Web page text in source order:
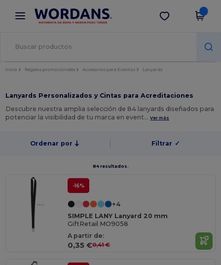
× App de Wordans
¡Mejores precios en app!
Descargar app
Inicio Regalos promocionales Accesorios para Eventos Lanyards
Lanyards Personalizados y Cintas para Acreditaciones
Descubre nuestra amplia selección de 84 lanyards diseñados para
potenciar la visibilidad de tu marca en event…Ver más
Ordenar por Filtrar ✓
84 resultados.
-16%
+4
SIMPLE LANY Lanyard 20 mm
GiftRetail MO9058
A partir de:
0,35 €0,41 €